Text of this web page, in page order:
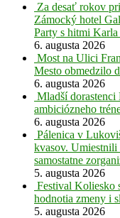
Za desať rokov
Zámocký hotel
Party s hitmi Karla
6. augusta 2026
Most na Ulici
Mesto obmedzilo
6. augusta 2026
Mladší dorastenci
ambiciózneho
6. augusta 2026
Pálenica v
kvasov. Umiestnili
samostatne
5. augusta 2026
Festival Koliesko
hodnotia zmeny i
5. augusta 2026